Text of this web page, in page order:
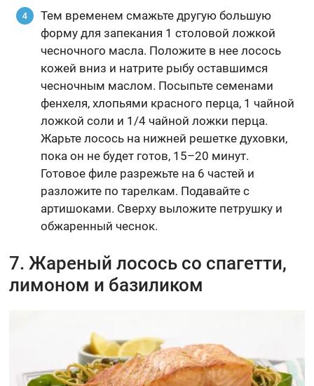
Тем временем смажьте другую большую
форму для запекания 1 столовой ложкой
чесночного масла. Положите в нее лосось
кожей вниз и натрите рыбу оставшимся
чесночным маслом. Посыпьте семенами
фенхеля, хлопьями красного перца, 1 чайной
ложкой соли и 1/4 чайной ложки перца.
Жарьте лосось на нижней решетке духовки,
пока он не будет готов, 15–20 минут.
Готовое филе разрежьте на 6 частей и
разложите по тарелкам. Подавайте с
артишоками. Сверху выложите петрушку и
обжаренный чеснок.
7. Жареный лосось со спагетти,
лимоном и базиликом